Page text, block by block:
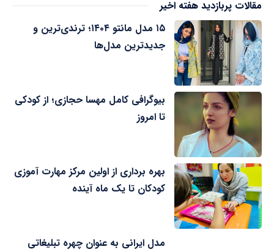
مقالات پربازدید هفته اخیر
۱۵ مدل مانتو ۱۴۰۴؛ ترندی‌ترین و
جدیدترین مدل‌ها
بیوگرافی کامل مهسا حجازی؛ از کودکی
تا امروز
بهره برداری از اولین مرکز مهارت آموزی
کودکان تا یک ماه آینده
مدل ایرانی به عنوان چهره تبلیغاتی